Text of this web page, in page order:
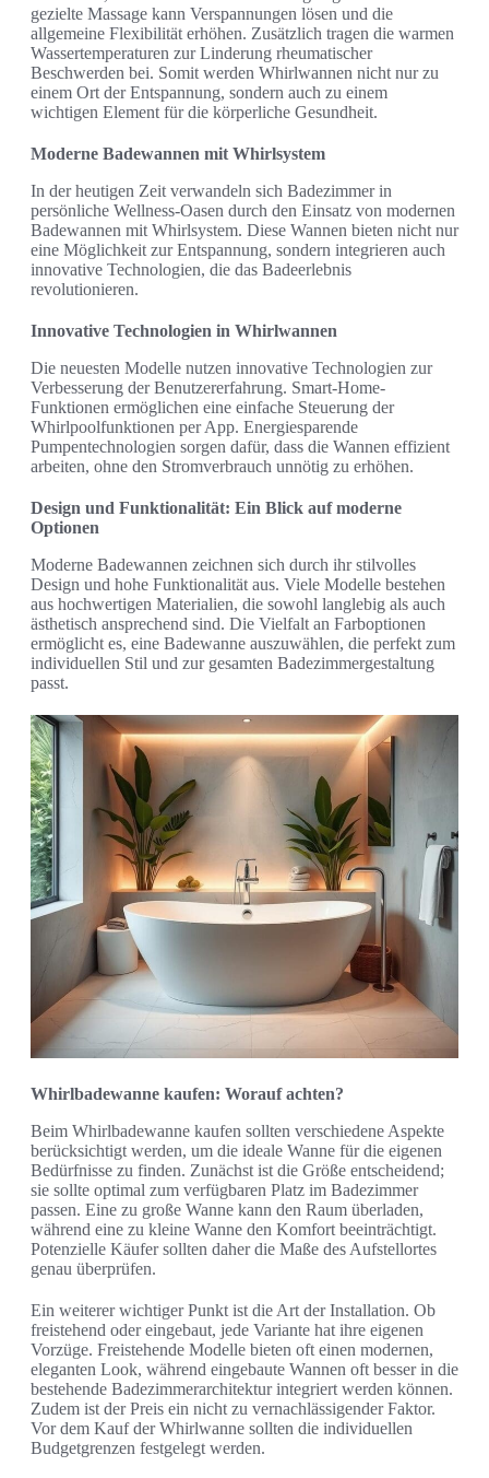
gezielte Massage kann Verspannungen lösen und die
allgemeine Flexibilität erhöhen. Zusätzlich tragen die warmen
Wassertemperaturen zur Linderung rheumatischer
Beschwerden bei. Somit werden Whirlwannen nicht nur zu
einem Ort der Entspannung, sondern auch zu einem
wichtigen Element für die körperliche Gesundheit.
Moderne Badewannen mit Whirlsystem
In der heutigen Zeit verwandeln sich Badezimmer in
persönliche Wellness-Oasen durch den Einsatz von modernen
Badewannen mit Whirlsystem. Diese Wannen bieten nicht nur
eine Möglichkeit zur Entspannung, sondern integrieren auch
innovative Technologien, die das Badeerlebnis
revolutionieren.
Innovative Technologien in Whirlwannen
Die neuesten Modelle nutzen innovative Technologien zur
Verbesserung der Benutzererfahrung. Smart-Home-
Funktionen ermöglichen eine einfache Steuerung der
Whirlpoolfunktionen per App. Energiesparende
Pumpentechnologien sorgen dafür, dass die Wannen effizient
arbeiten, ohne den Stromverbrauch unnötig zu erhöhen.
Design und Funktionalität: Ein Blick auf moderne
Optionen
Moderne Badewannen zeichnen sich durch ihr stilvolles
Design und hohe Funktionalität aus. Viele Modelle bestehen
aus hochwertigen Materialien, die sowohl langlebig als auch
ästhetisch ansprechend sind. Die Vielfalt an Farboptionen
ermöglicht es, eine Badewanne auszuwählen, die perfekt zum
individuellen Stil und zur gesamten Badezimmergestaltung
passt.
Whirlbadewanne kaufen: Worauf achten?
Beim Whirlbadewanne kaufen sollten verschiedene Aspekte
berücksichtigt werden, um die ideale Wanne für die eigenen
Bedürfnisse zu finden. Zunächst ist die Größe entscheidend;
sie sollte optimal zum verfügbaren Platz im Badezimmer
passen. Eine zu große Wanne kann den Raum überladen,
während eine zu kleine Wanne den Komfort beeinträchtigt.
Potenzielle Käufer sollten daher die Maße des Aufstellortes
genau überprüfen.
Ein weiterer wichtiger Punkt ist die Art der Installation. Ob
freistehend oder eingebaut, jede Variante hat ihre eigenen
Vorzüge. Freistehende Modelle bieten oft einen modernen,
eleganten Look, während eingebaute Wannen oft besser in die
bestehende Badezimmerarchitektur integriert werden können.
Zudem ist der Preis ein nicht zu vernachlässigender Faktor.
Vor dem Kauf der Whirlwanne sollten die individuellen
Budgetgrenzen festgelegt werden.